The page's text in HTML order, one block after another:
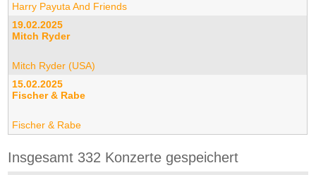
Harry Payuta And Friends
19.02.2025
Mitch Ryder
Mitch Ryder (USA)
15.02.2025
Fischer & Rabe
Fischer & Rabe
Insgesamt 332 Konzerte gespeichert